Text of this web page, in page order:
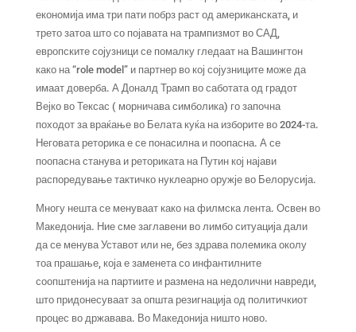
економија има три пати побрз раст од американската, и
трето затоа што со појавата на трампизмот во САД,
европските сојузници се помалку гледаат на Вашингтон
како на “role model” и партнер во кој сојузниците може да
имаат доверба. А Доналд Трамп во саботата од градот
Вејко во Тексас ( морничава симболика) го започна
походот за враќање во Белата куќа на изборите во 2024-та.
Неговата реторика е се понасилна и поопасна. А се
поопасна станува и реториката на Путин кој најави
распоредување тактичко нуклеарно оружје во Белорусија.
Многу нешта се менуваат како на филмска лента. Освен во
Македонија. Ние сме заглавени во лимбо ситуација дали
да се менува Уставот или не, без здрава полемика околу
тоа прашање, која е заменета со инфантилните
соопштенија на партиите и размена на недолични навреди,
што придонесуваат за општа резигнација од политичкиот
процес во државава. Во Македонија ништо ново.